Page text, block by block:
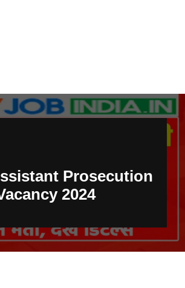
Prosecution
2024